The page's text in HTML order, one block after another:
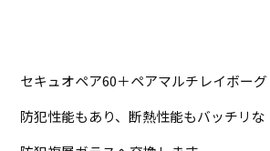
セキュオペア60＋ペアマルチレイボーグ
防犯性能もあり、断熱性能もバッチリな